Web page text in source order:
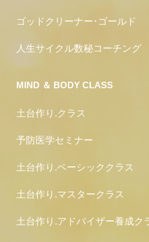
ゴッドクリーナー･ゴールド
人生サイクル数秘コーチング
MIND ＆ BODY CLASS
土台作り.クラス
予防医学セミナー
土台作り.ベーシッククラス
土台作り.マスタークラス
土台作り.アドバイザー養成ク